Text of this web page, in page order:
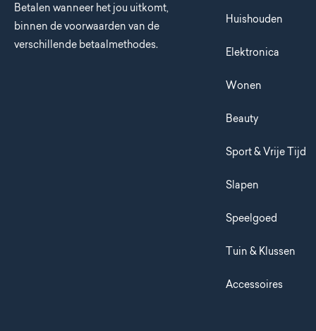
Betalen wanneer het jou uitkomt,
binnen de voorwaarden van de
verschillende betaalmethodes.
Huishouden
Elektronica
Wonen
Beauty
Sport & Vrije Tijd
Slapen
Speelgoed
Tuin & Klussen
Accessoires